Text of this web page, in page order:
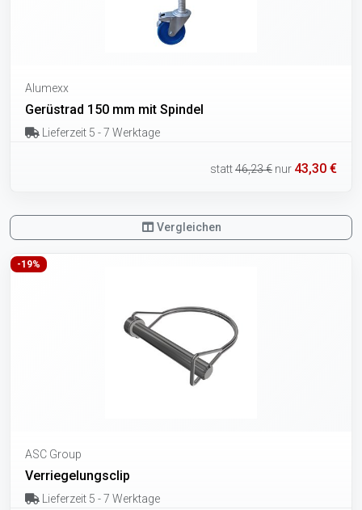
Alumexx
Gerüstrad 150 mm mit Spindel
Lieferzeit 5 - 7 Werktage
statt46,23 € nur 43,30 €
Vergleichen
-19%
ASC Group
Verriegelungsclip
Lieferzeit 5 - 7 Werktage